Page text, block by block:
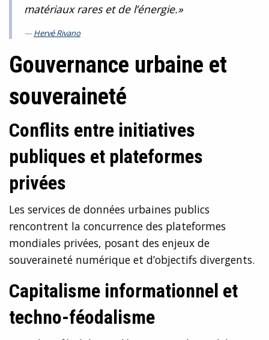
matériaux rares et de l’énergie.»
Hervé Rivano
Gouvernance urbaine et
souveraineté
Conflits entre initiatives
publiques et plateformes
privées
Les services de données urbaines publics
rencontrent la concurrence des plateformes
mondiales privées, posant des enjeux de
souveraineté numérique et d’objectifs divergents.
Capitalisme informationnel et
techno-féodalisme